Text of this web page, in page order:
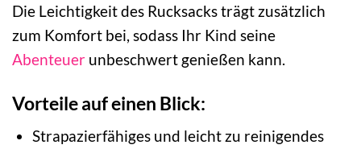
Die Leichtigkeit des Rucksacks trägt zusätzlich
zum Komfort bei, sodass Ihr Kind seine
Abenteuer unbeschwert genießen kann.
Vorteile auf einen Blick:
Strapazierfähiges und leicht zu reinigendes